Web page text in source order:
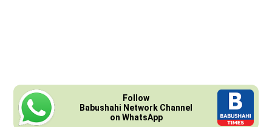
Follow
Babushahi Network Channel
on WhatsApp